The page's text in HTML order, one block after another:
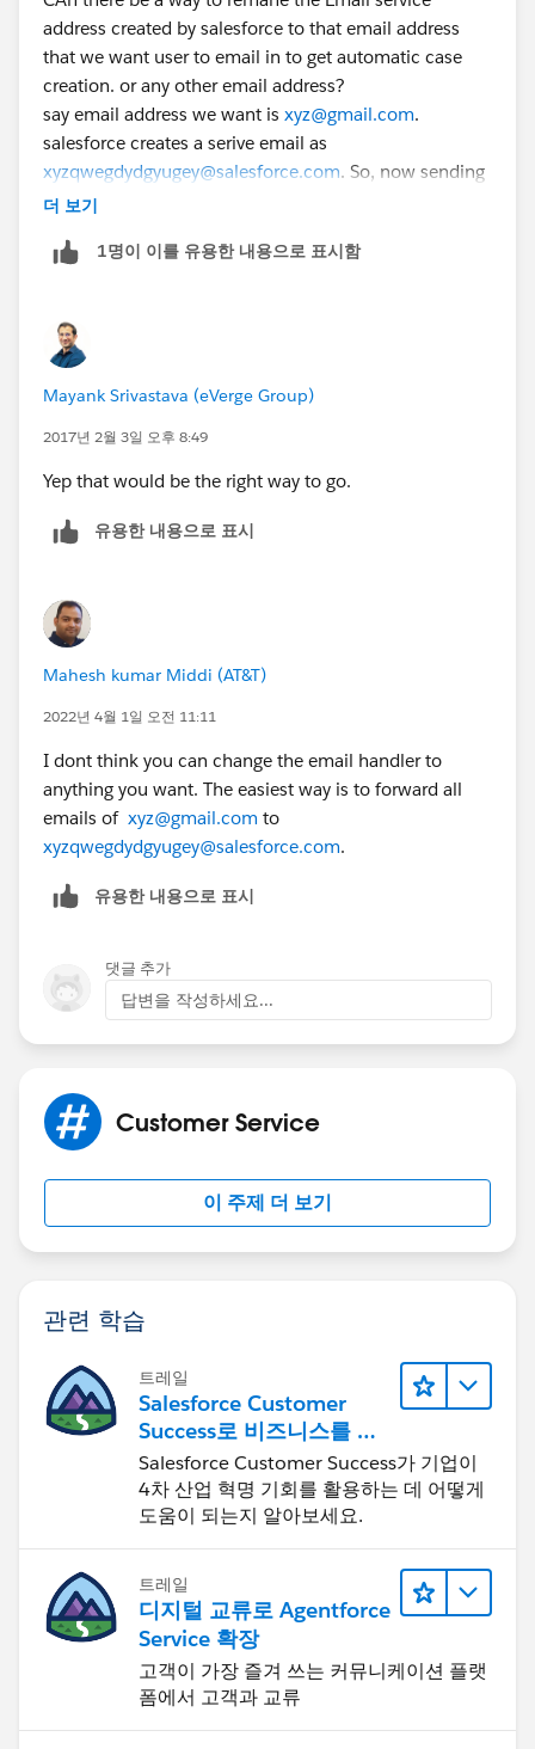
address created by salesforce to that email address
that we want user to email in to get automatic case
creation. or any other email address?
say email address we want is xyz@gmail.com.
salesforce creates a serive email as
xyzqwegdydgyugey@salesforce.com. So, now sending
email to
email be remamed toxyz@gmail.comor any other
더 보기
1명이 이를 유용한 내용으로 표시함
Mayank Srivastava (eVerge Group)
2017년 2월 3일 오후 8:49
Yep that would be the right way to go.
유용한 내용으로 표시
Mahesh kumar Middi (AT&T)
2022년 4월 1일 오전 11:11
I dont think you can change the email handler to
anything you want. The easiest way is to forward all
emails of xyz@gmail.com to
xyzqwegdydgyugey@salesforce.com.
유용한 내용으로 표시
댓글 추가
답변을 작성하세요...
Customer Service
이 주제 더 보기
관련 학습
트레일
Salesforce Customer
Success로 비즈니스를 혁
신하기
Salesforce Customer Success가 기업이
4차 산업 혁명 기회를 활용하는 데 어떻게
도움이 되는지 알아보세요.
트레일
디지털 교류로 Agentforce
Service 확장
고객이 가장 즐겨 쓰는 커뮤니케이션 플랫
폼에서 고객과 교류